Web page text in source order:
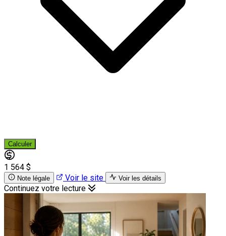
Calculer
1 564 $
Note légale Voir le site Voir les détails
Continuez votre lecture